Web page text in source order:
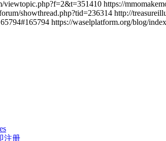
viewtopic.php?f=2&t=351410 https://
showthread.php?tid=236314 http://
https://waselplatform.org/blog/
注册